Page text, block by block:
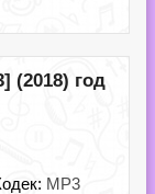
(2018) год
MP3